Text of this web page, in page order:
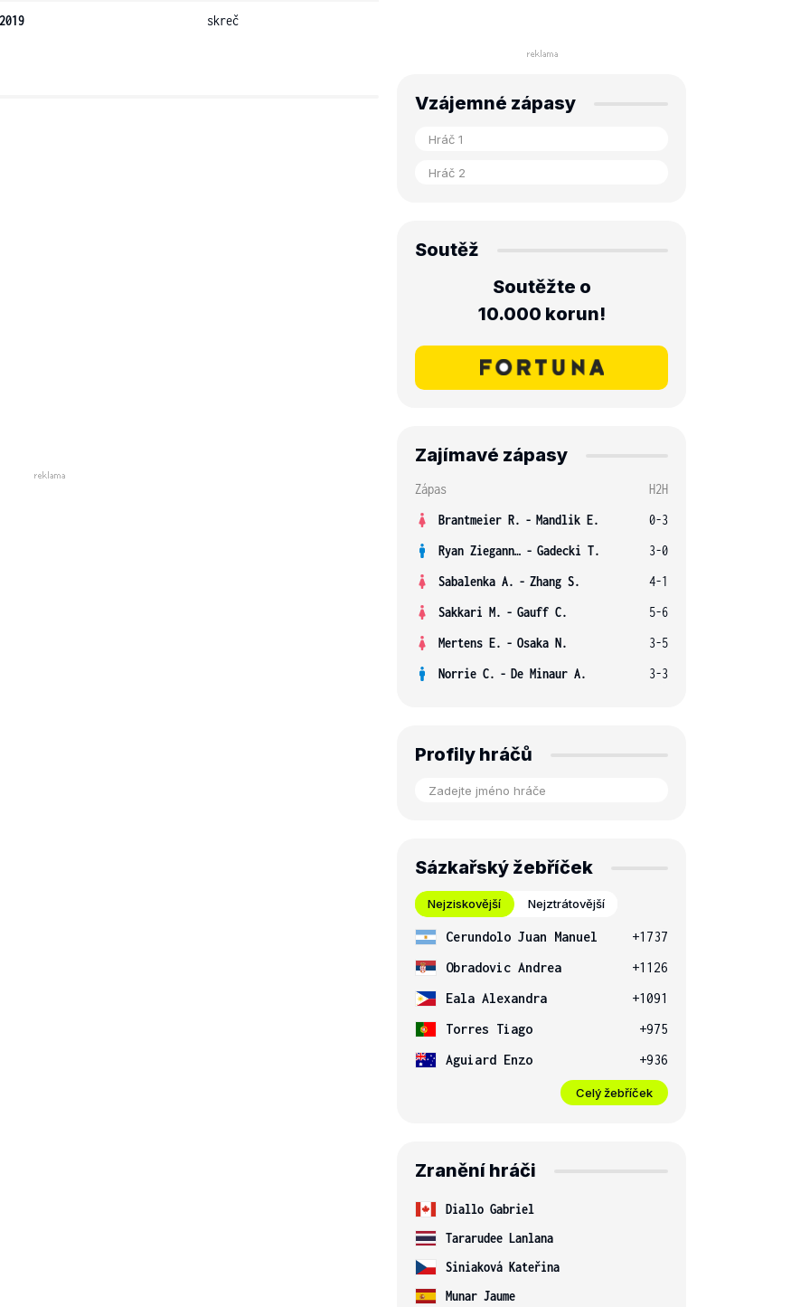
skreč
Vzájemné zápasy
Soutěž
Soutěžte o
10.000 korun!
Zajímavé zápasy
Zápas
H2H
Brantmeier R. - Mandlik E.
0-3
Ryan Ziegann S. - Gadecki T.
3-0
Sabalenka A. - Zhang S.
4-1
Sakkari M. - Gauff C.
5-6
Mertens E. - Osaka N.
3-5
Norrie C. - De Minaur A. 3-3
Profily hráčů
Sázkařský žebříček
Nejziskovější Nejztrátovější
Cerundolo Juan Manuel
+1737
Obradovic Andrea
+1126
Eala Alexandra
+1091
Torres Tiago
+975
Aguiard Enzo
+936
Celý žebříček
Zranění hráči
Diallo Gabriel
Tararudee Lanlana
Siniaková Kateřina
Munar Jaume